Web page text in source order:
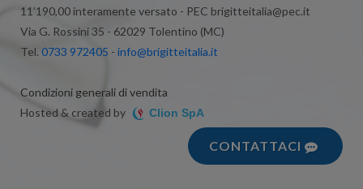
11’190,00 interamente versato - PEC brigitteitalia@pec.it
Via G. Rossini 35 - 62029 Tolentino (MC)
Tel. 0733 972405 - info@brigitteitalia.it
Condizioni generali di vendita
Hosted & created by
Clion SpA
CONTATTACI